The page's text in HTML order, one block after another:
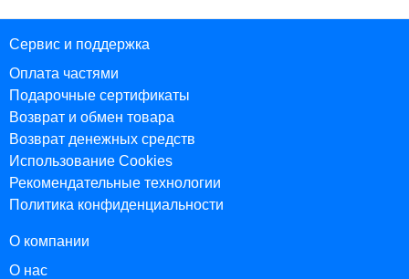
Сервис и поддержка
Оплата частями
Подарочные сертификаты
Возврат и обмен товара
Возврат денежных средств
Использование Cookies
Рекомендательные технологии
Политика конфиденциальности
О компании
О нас